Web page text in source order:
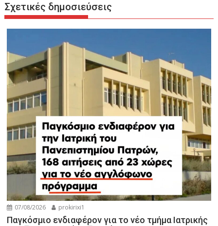
Σχετικές δημοσιεύσεις
07/08/2026 prokirixi1
Παγκόσμιο ενδιαφέρον για το νέο τμήμα Ιατρικής